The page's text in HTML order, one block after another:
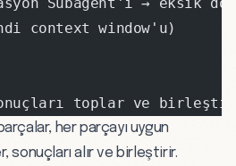
context window'u)
toplar ve
her parçayı uygun
sonuçları alır ve birleştirir.